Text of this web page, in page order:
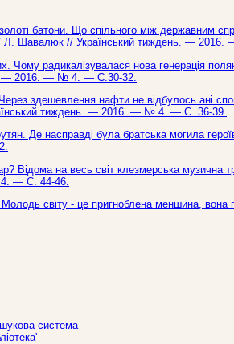
батони. Що спільного між державним
/ Л. Шавалюк // Український тиждень. —
Чому радикалізувалася нова генерація
— 2016. — № 4. — С.30-32.
здешевлення нафти не відбулось ані
тиждень. — 2016. — № 4. — С. 36-39.
Де насправді була братська могила
Відома на весь світ клезмерська музична
— С. 44-46.
Молодь світу - це пригноблена меншина,
система